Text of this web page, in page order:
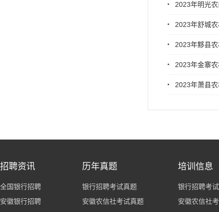
2023年明光
2023年舒城
2023年黟县
2023年金寨
2023年萧县
招聘资讯
全国银行招聘
安徽银行招聘
历年真题
银行招聘考试真题
安徽农信社考试真题
培训信息
银行招聘考
安徽农信社